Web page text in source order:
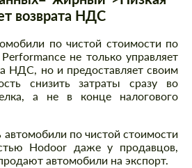
возврата НДС
по чистой стоимости по
не только управляет
НДС, но и предоставляет своим
снизить затраты сразу во
а не в конце налогового
по чистой стоимости
Hodoor даже у продавцов,
автомобили на экспорт.